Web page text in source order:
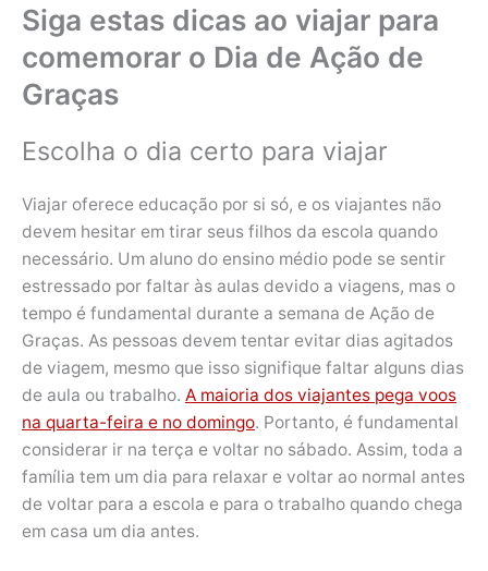
Siga estas dicas ao viajar para
comemorar o Dia de Ação de
Graças
Escolha o dia certo para viajar
Viajar oferece educação por si só, e os viajantes não
devem hesitar em tirar seus filhos da escola quando
necessário. Um aluno do ensino médio pode se sentir
estressado por faltar às aulas devido a viagens, mas o
tempo é fundamental durante a semana de Ação de
Graças. As pessoas devem tentar evitar dias agitados
de viagem, mesmo que isso signifique faltar alguns dias
de aula ou trabalho. A maioria dos viajantes pega voos
na quarta-feira e no domingo. Portanto, é fundamental
considerar ir na terça e voltar no sábado. Assim, toda a
família tem um dia para relaxar e voltar ao normal antes
de voltar para a escola e para o trabalho quando chega
em casa um dia antes.